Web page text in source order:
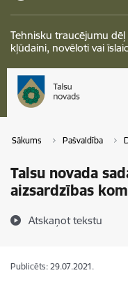
Tehnisku traucējumu
kļūdaini, novēloti vai
Sākums Pašvaldība
Talsu novada
aizsardzības
Atskaņot tekstu
Publicēts: 29.07.2021.